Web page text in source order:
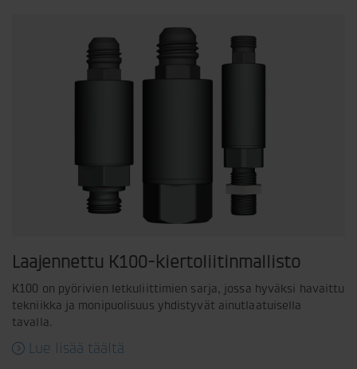
Laajennettu K100-kiertoliitinmallisto
K100 on pyörivien letkuliittimien sarja, jossa hyväksi havaittu
tekniikka ja monipuolisuus yhdistyvät ainutlaatuisella
tavalla.
Lue lisää täältä